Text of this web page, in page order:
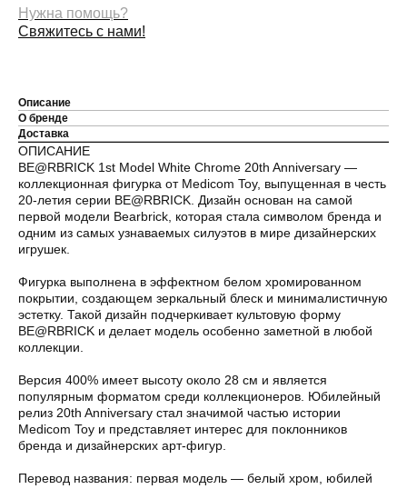
Нужна помощь?
Свяжитесь с нами!
Описание
О бренде
Доставка
ОПИСАНИЕ
BE@RBRICK 1st Model White Chrome 20th Anniversary —
коллекционная фигурка от Medicom Toy, выпущенная в честь
20-летия серии BE@RBRICK. Дизайн основан на самой
первой модели Bearbrick, которая стала символом бренда и
одним из самых узнаваемых силуэтов в мире дизайнерских
игрушек.
Фигурка выполнена в эффектном белом хромированном
покрытии, создающем зеркальный блеск и минималистичную
эстетку. Такой дизайн подчеркивает культовую форму
BE@RBRICK и делает модель особенно заметной в любой
коллекции.
Версия 400% имеет высоту около 28 см и является
популярным форматом среди коллекционеров. Юбилейный
релиз 20th Anniversary стал значимой частью истории
Medicom Toy и представляет интерес для поклонников
бренда и дизайнерских арт-фигур.
Перевод названия: первая модель — белый хром, юбилей